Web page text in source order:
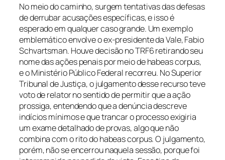
No meio do caminho, surgem tentativas das defesas
de derrubar acusações específicas, e isso é
esperado em qualquer caso grande. Um exemplo
emblemático envolve o ex-presidente da Vale, Fabio
Schvartsman. Houve decisão no TRF6 retirando seu
nome das ações penais por meio de habeas corpus,
e o Ministério Público Federal recorreu. No Superior
Tribunal de Justiça, o julgamento desse recurso teve
voto de relator no sentido de permitir que a ação
prossiga, entendendo que a denúncia descreve
indícios mínimos e que trancar o processo exigiria
um exame detalhado de provas, algo que não
combina com o rito do habeas corpus. O julgamento,
porém, não se encerrou naquela sessão, porque foi